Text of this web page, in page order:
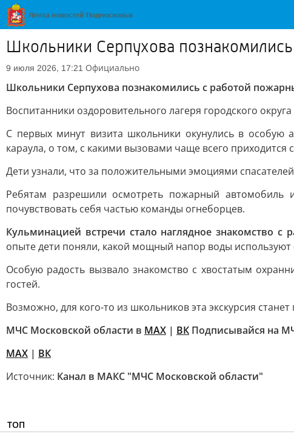
Школьники Серпухова
9 июля 2026, 17:21 Официально
Школьники Серпухова познакомились с работой
Воспитанники оздоровительного лагеря городского
С первых минут визита школьники окунулись в особую
караула, о том, с какими вызовами чаще всего приходится
Дети узнали, что за положительными эмоциями
Ребятам разрешили осмотреть пожарный
почувствовать себя частью команды огнеборцев.
Кульминацией встречи стало наглядное знакомство с
опыте дети поняли, какой мощный напор воды используют
Особую радость вызвало знакомство с хвостатым
гостей.
Возможно, для кого-то из школьников эта экскурсия
МЧС Московской области в MAX | ВК Подписывайся на
MAX | ВК
Источник: Канал в МАКС "МЧС Московской области"
ТОП